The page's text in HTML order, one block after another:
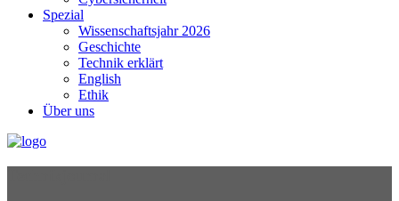
Spezial
Wissenschaftsjahr 2026
Geschichte
Technik erklärt
English
Ethik
Über uns